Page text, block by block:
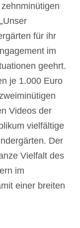
für ihr
im
geehrt.
je 1.000 Euro
Videos der
vielfältige
Der
Vielfalt des
im
einer breiten